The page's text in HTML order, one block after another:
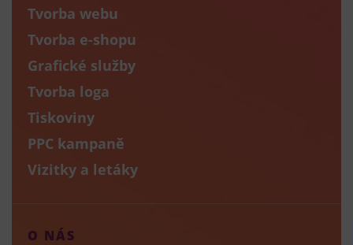
Tvorba webu
Tvorba e-shopu
Grafické služby
Tvorba loga
Tiskoviny
PPC kampaně
Vizitky a letáky
O NÁS